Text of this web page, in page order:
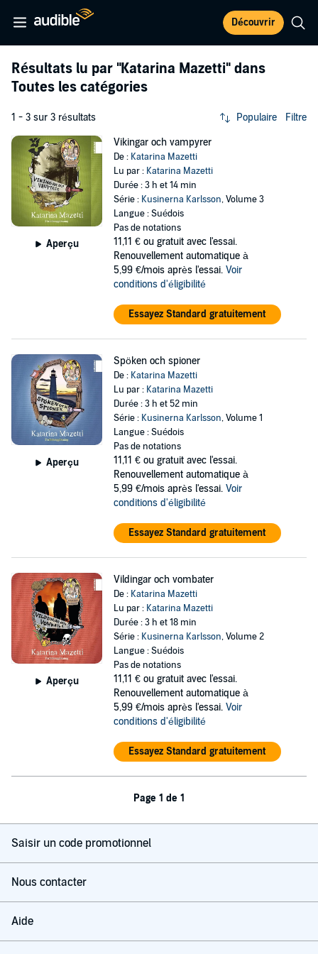
Découvrir
Résultats lu par "Katarina Mazetti" dans
Toutes les catégories
1 - 3 sur 3 résultats Populaire Filtre
Aperçu
Vikingar och vampyrer
De : Katarina Mazetti
Lu par : Katarina Mazetti
Durée : 3 h et 14 min
Série : Kusinerna Karlsson, Volume 3
Langue : Suédois
Pas de notations
11,11 € ou gratuit avec l'essai.
Renouvellement automatique à
5,99 €/mois après l'essai. Voir
conditions d'éligibilité
Essayez Standard gratuitement
Aperçu
Spöken och spioner
De : Katarina Mazetti
Lu par : Katarina Mazetti
Durée : 3 h et 52 min
Série : Kusinerna Karlsson, Volume 1
Langue : Suédois
Pas de notations
11,11 € ou gratuit avec l'essai.
Renouvellement automatique à
5,99 €/mois après l'essai. Voir
conditions d'éligibilité
Essayez Standard gratuitement
Aperçu
Vildingar och vombater
De : Katarina Mazetti
Lu par : Katarina Mazetti
Durée : 3 h et 18 min
Série : Kusinerna Karlsson, Volume 2
Langue : Suédois
Pas de notations
11,11 € ou gratuit avec l'essai.
Renouvellement automatique à
5,99 €/mois après l'essai. Voir
conditions d'éligibilité
Essayez Standard gratuitement
Page 1 de 1
Saisir un code promotionnel
Nous contacter
Aide